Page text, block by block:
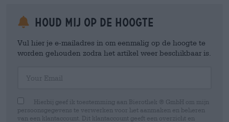
Houd mij op de hoogte
Vul hier je e-mailadres in om eenmalig op de hoogte te
worden gehouden zodra het artikel weer beschikbaar is.
Hierbij geef ik toestemming aan Bierothek ® GmbH om mijn
persoonsgegevens te verwerken voor het aanmaken en beheren
van een klantaccount. Dit klantaccount geeft een overzicht en